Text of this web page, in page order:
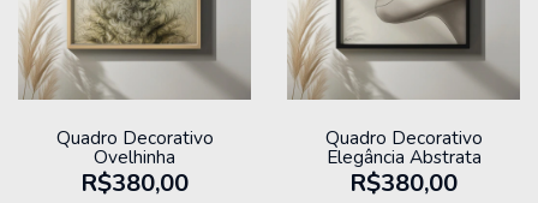
Quadro Decorativo
Ovelhinha
R$380,00
Quadro Decorativo
Elegância Abstrata
R$380,00